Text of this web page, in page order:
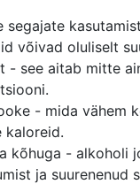
segajate
võivad oluliselt
- see aitab mitte
- mida vähem
kaloreid.
kõhuga - alkoholi
ja suurenenud